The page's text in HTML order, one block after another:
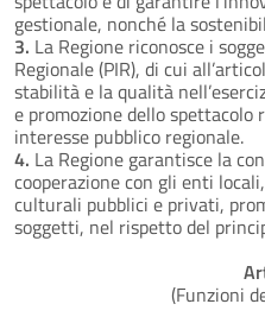
gestionale, nonché la
3. La Regione riconosce i
Regionale (PIR), di cui
stabilità e la qualità
e promozione dello
interesse pubblico regionale.
4. La Regione garantisce la
cooperazione con gli enti
culturali pubblici e privati,
soggetti, nel rispetto del
(Funzioni